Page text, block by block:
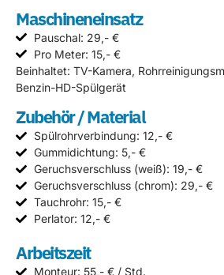
Maschineneinsatz
Pauschal: 29,- €
Pro Meter: 15,- €
Beinhaltet: TV-Kamera,
Benzin-HD-Spülgerät
Zubehör / Material
Spülrohrverbindung: 12,- €
Gummidichtung: 5,- €
Geruchsverschluss (weiß): 19,- €
Geruchsverschluss (chrom): 29,- €
Tauchrohr: 15,- €
Perlator: 12,- €
Arbeitszeit
Monteur: 55,- € / Std.